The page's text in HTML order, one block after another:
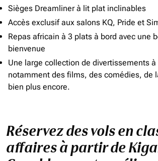
Sièges Dreamliner à lit plat inclinables
Accès exclusif aux salons KQ, Pride et
Repas africain à 3 plats à bord avec une
bienvenue
Une large collection de divertissements à
notamment des films, des comédies, de
bien plus encore.
Réservez des vols en
affaires à partir de